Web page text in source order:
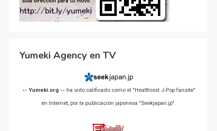
Yumeki Agency en TV
-- Yumeki.org -- ha sido calificado como el "Healthiest J-Pop fansite"
en Internet, por la publicación japonesa "Seekjapan.jp".